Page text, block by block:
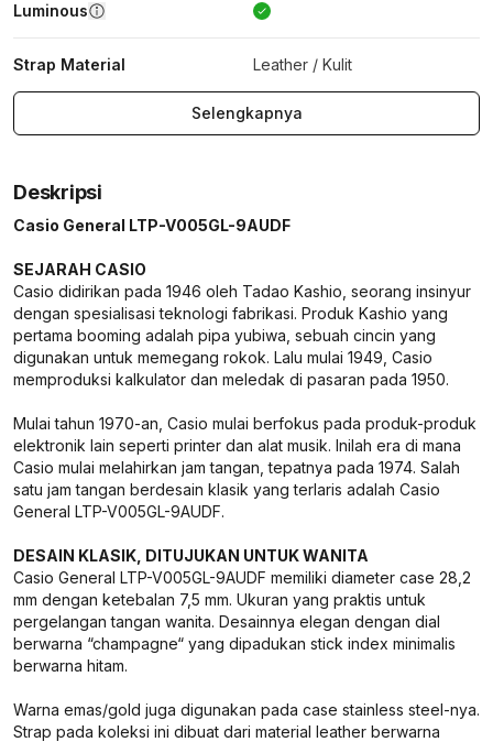
Luminous
Strap Material Leather / Kulit
Selengkapnya
Deskripsi
Casio General LTP-V005GL-9AUDF
SEJARAH CASIO
Casio didirikan pada 1946 oleh Tadao Kashio, seorang insinyur
dengan spesialisasi teknologi fabrikasi. Produk Kashio yang
pertama booming adalah pipa yubiwa, sebuah cincin yang
digunakan untuk memegang rokok. Lalu mulai 1949, Casio
memproduksi kalkulator dan meledak di pasaran pada 1950.
Mulai tahun 1970-an, Casio mulai berfokus pada produk-produk
elektronik lain seperti printer dan alat musik. Inilah era di mana
Casio mulai melahirkan jam tangan, tepatnya pada 1974. Salah
satu jam tangan berdesain klasik yang terlaris adalah Casio
General LTP-V005GL-9AUDF.
DESAIN KLASIK, DITUJUKAN UNTUK WANITA
Casio General LTP-V005GL-9AUDF memiliki diameter case 28,2
mm dengan ketebalan 7,5 mm. Ukuran yang praktis untuk
pergelangan tangan wanita. Desainnya elegan dengan dial
berwarna “champagne“ yang dipadukan stick index minimalis
berwarna hitam.
Warna emas/gold juga digunakan pada case stainless steel-nya.
Strap pada koleksi ini dibuat dari material leather berwarna